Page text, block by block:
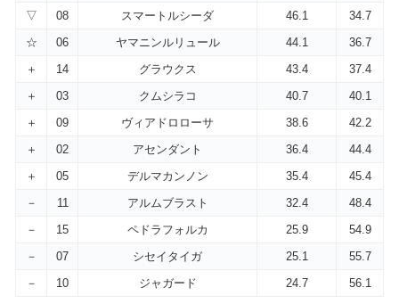
▽
08 スマートルシーダ 46.1
34.7
☆
06 ヤマニンルリュール 44.1
36.7
＋
14 グラウクス 43.4
37.4
＋
03 クムシラコ 40.7
40.1
＋
09 ヴィアドロローサ 38.6
42.2
＋
02 アセンダント 36.4
44.4
＋
05 デルマカンノン 35.4
45.4
－
11 アルムブラスト 32.4
48.4
－
15 ペドラフォルカ 25.9
54.9
－
07 シセイタイガ 25.1
55.7
－
10 ジャガード 24.7 56.1